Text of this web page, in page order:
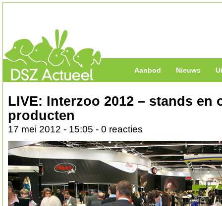
Aanbod Nieuws
LIVE: Interzoo 2012 – stands en
producten
17 mei 2012 - 15:05 - 0 reacties